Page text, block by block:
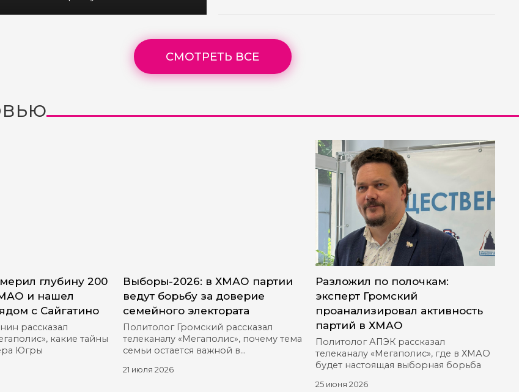
СМОТРЕТЬ ВСЕ
глубину 200
и нашел
с Сайгатино
рассказал
какие тайны
Югры
Выборы-2026: в ХМАО партии
ведут борьбу за доверие
семейного электората
Политолог Громский рассказал
телеканалу «Мегаполис», почему тема
семьи остается важной в
21 июля 2026
Разложил по полочкам:
эксперт Громский
проанализировал активность
партий в ХМАО
Политолог АПЭК рассказал
телеканалу «Мегаполис», где в ХМАО
будет настоящая выборная борьба
25 июня 2026